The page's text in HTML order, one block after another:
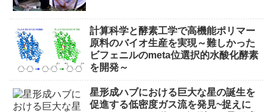
計算科学と酵素工学で高機能ポリマー
原料のバイオ生産を実現～難しかった
ビフェニルのmeta位選択的水酸化酵素
を開発～
星形成ハブにおける巨大な星の誕生を
促進する低密度ガス流を発見~捉えに